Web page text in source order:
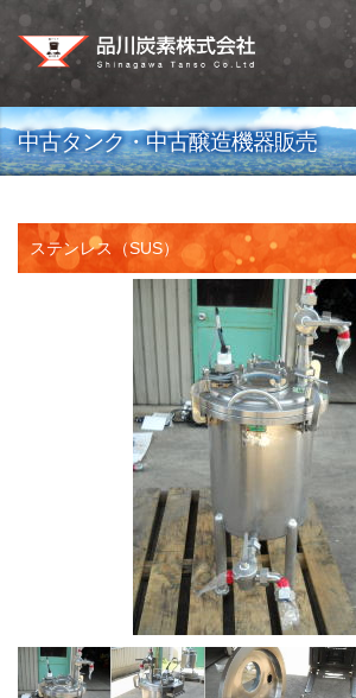
中古タンク・中古醸造機器販売
ステンレス（SUS）